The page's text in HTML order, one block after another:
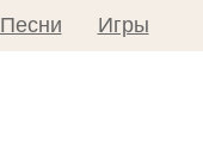
Песни Игры